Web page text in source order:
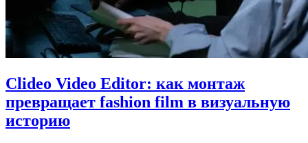
Clideo Video Editor: как монтаж
превращает fashion film в визуальную
историю